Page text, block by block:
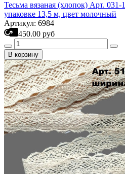
Тесьма вязаная (хлопок) Арт.
упаковке 13,5 м, цвет молочный
Артикул: 6984
450.00 руб
В корзину